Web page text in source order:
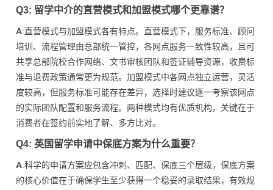
Q3: 留学中介的直营模式和加盟模式哪个更靠谱？
A:直营模式与加盟模式各有特点。直营模式下，服务标准、顾问
培训、流程管理由总部统一管控，各网点服务一致性较高，且可
共享总部院校合作网络、文书审核团队和签证辅导资源，收费标
准与退费政策通常更为规范。加盟模式中各网点独立运营，灵活
度较高，但服务标准可能存在差异，选择时建议逐一考察该网点
的实际团队配置和服务流程。两种模式均有优质机构，关键在于
消费者在签约前实地了解、多方比对。
Q4: 英国留学申请中保底方案为什么重要？
A:科学的申请方案应包含冲刺、匹配、保底三个层级，保底方案
的核心价值在于确保学生至少获得一个稳妥的录取结果，有效规